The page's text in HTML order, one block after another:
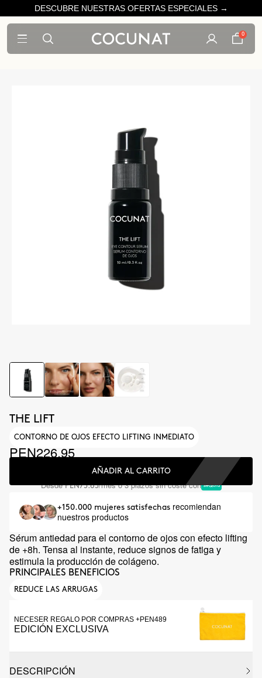
DESCUBRE NUESTRAS OFERTAS ESPECIALES →
0
THE LIFT
CONTORNO DE OJOS EFECTO LIFTING INMEDIATO
PEN226.95
AÑADIR AL CARRITO
DesdePEN75.65/mes o 3 plazos sin coste con
+150.000 mujeres satisfechas recomiendan
nuestros productos
Sérum antiedad para el contorno de ojos con efecto lifting
de +8h. Tensa al instante, reduce signos de fatiga y
estimula la producción de colágeno.
PRINCIPALES BENEFICIOS
REDUCE LAS ARRUGAS
NECESER REGALO POR COMPRAS +PEN489
EDICIÓN EXCLUSIVA
DESCRIPCIÓN